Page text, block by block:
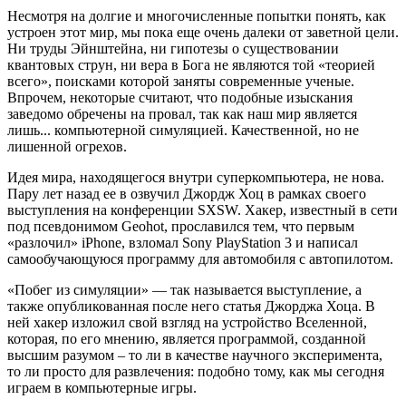
Несмотря на долгие и многочисленные попытки понять, как
устроен этот мир, мы пока еще очень далеки от заветной цели.
Ни труды Эйнштейна, ни гипотезы о существовании
квантовых струн, ни вера в Бога не являются той «теорией
всего», поисками которой заняты современные ученые.
Впрочем, некоторые считают, что подобные изыскания
заведомо обречены на провал, так как наш мир является
лишь... компьютерной симуляцией. Качественной, но не
лишенной огрехов.
Идея мира, находящегося внутри суперкомпьютера, не нова.
Пару лет назад ее в озвучил Джордж Хоц в рамках своего
выступления на конференции SXSW. Хакер, известный в сети
под псевдонимом Geohot, прославился тем, что первым
«разлочил» iPhone, взломал Sony PlayStation 3 и написал
самообучающуюся программу для автомобиля с автопилотом.
«Побег из симуляции» — так называется выступление, а
также опубликованная после него статья Джорджа Хоца. В
ней хакер изложил свой взгляд на устройство Вселенной,
которая, по его мнению, является программой, созданной
высшим разумом – то ли в качестве научного эксперимента,
то ли просто для развлечения: подобно тому, как мы сегодня
играем в компьютерные игры.